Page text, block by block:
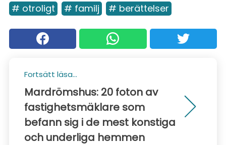
# otroligt # familj # berättelser
Fortsätt läsa...
Mardrömshus: 20 foton av
fastighetsmäklare som
befann sig i de mest konstiga
och underliga hemmen